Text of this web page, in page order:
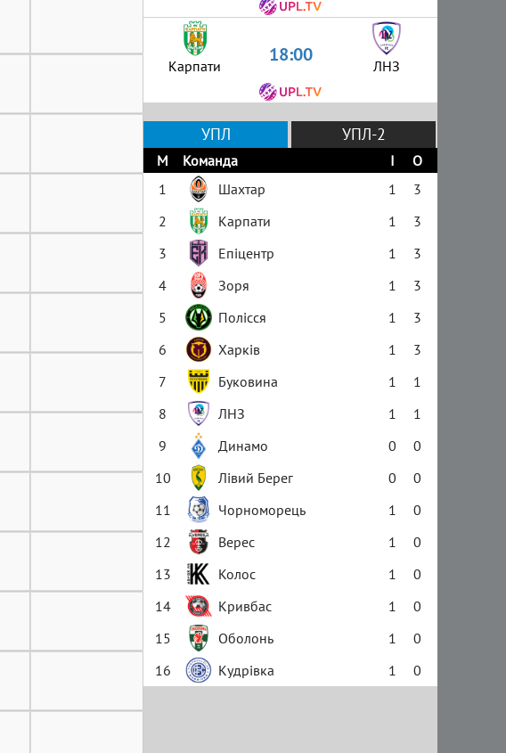
Карпати 18:00 ЛНЗ
УПЛ УПЛ-2
М Команда І
О
1
Шахтар 1
3
2
Карпати 1
3
3
Епіцентр 1
3
4
Зоря 1
3
5
Полісся 1
3
6
Харків 1
3
7
Буковина 1
1
8
ЛНЗ 1
1
9
Динамо 0
0
10
Лівий Берег 0
0
11
Чорноморець 1
0
12
Верес 1
0
13
Колос 1
0
14
Кривбас 1
0
15
Оболонь 1
0
16
Кудрівка 1 0